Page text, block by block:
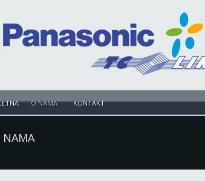
O NAMA KONTAKT
NAMA